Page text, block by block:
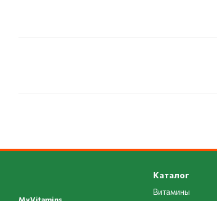
MyVitamins
Каталог
Витамины